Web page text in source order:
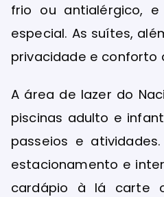
frio ou antialérgico,
especial. As suítes,
privacidade e conforto
A área de lazer do
piscinas adulto e
passeios e
estacionamento e
cardápio à lá carte